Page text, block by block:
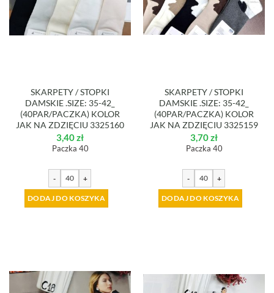
SKARPETY / STOPKI
DAMSKIE .SIZE: 35-42_
(40PAR/PACZKA) KOLOR
JAK NA ZDZIĘCIU 3325160
3,40zł
Paczka 40
- +
DODAJ DO KOSZYKA
SKARPETY / STOPKI
DAMSKIE .SIZE: 35-42_
(40PAR/PACZKA) KOLOR
JAK NA ZDZIĘCIU 3325159
3,70zł
Paczka 40
- +
DODAJ DO KOSZYKA